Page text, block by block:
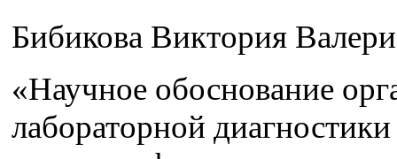
Бибикова Виктория
«Научное обоснование
лабораторной диагностики